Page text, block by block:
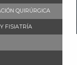
QUIRÚRGICA
FISIATRÍA